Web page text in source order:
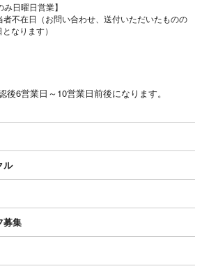
手筋店のみ日曜日営業】
者不在日（お問い合わせ、送付いただいたものの
なります）
6営業日～10営業日前後になります。
ル
募集